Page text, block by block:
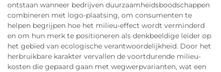
ontstaan wanneer bedrijven duurzaamheidsboodschappen
combineren met logo-plaatsing, om consumenten te
helpen begrijpen hoe het milieu-effect wordt verminderd
en om hun merk te positioneren als denkbeeldige leider op
het gebied van ecologische verantwoordelijkheid. Door het
herbruikbare karakter vervallen de voortdurende milieu-
kosten die gepaard gaan met wegwerpvarianten, wat een